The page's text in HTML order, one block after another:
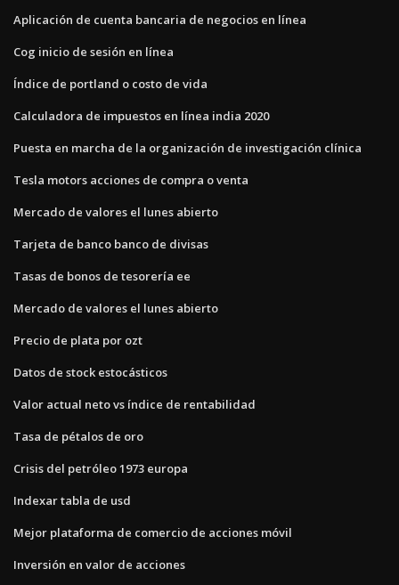
Aplicación de cuenta bancaria de negocios en línea
Cog inicio de sesión en línea
Índice de portland o costo de vida
Calculadora de impuestos en línea india 2020
Puesta en marcha de la organización de investigación clínica
Tesla motors acciones de compra o venta
Mercado de valores el lunes abierto
Tarjeta de banco banco de divisas
Tasas de bonos de tesorería ee
Mercado de valores el lunes abierto
Precio de plata por ozt
Datos de stock estocásticos
Valor actual neto vs índice de rentabilidad
Tasa de pétalos de oro
Crisis del petróleo 1973 europa
Indexar tabla de usd
Mejor plataforma de comercio de acciones móvil
Inversión en valor de acciones